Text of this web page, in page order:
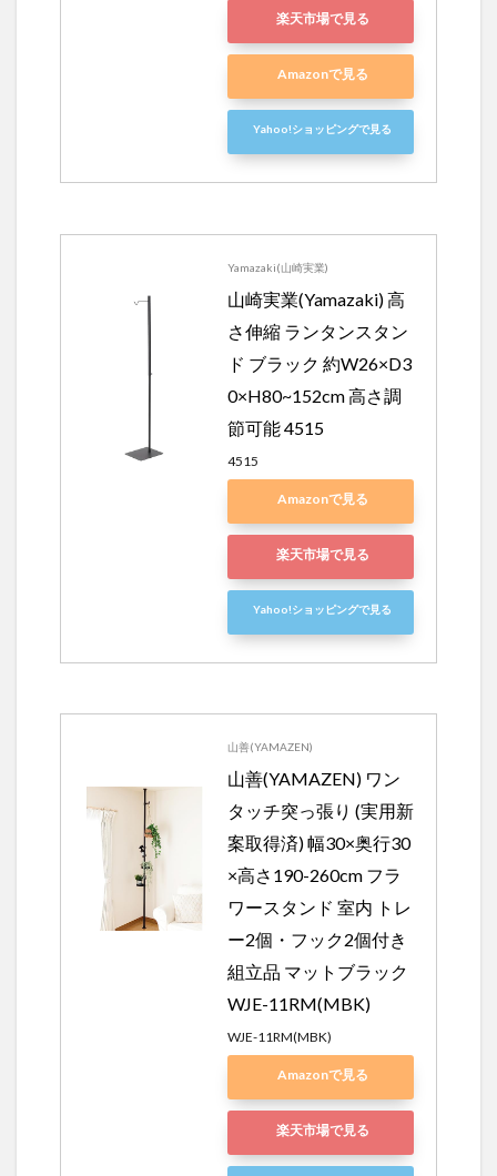
楽天市場で見る
Amazonで見る
Yahoo!ショッピングで見る
Yamazaki(山崎実業)
山崎実業(Yamazaki) 高
さ伸縮 ランタンスタン
ド ブラック 約W26×D3
0×H80~152cm 高さ調
節可能 4515
4515
Amazonで見る
楽天市場で見る
Yahoo!ショッピングで見る
山善(YAMAZEN)
山善(YAMAZEN) ワン
タッチ突っ張り (実用新
案取得済) 幅30×奥行30
×高さ190-260cm フラ
ワースタンド 室内 トレ
ー2個・フック2個付き
組立品 マットブラック
WJE-11RM(MBK)
WJE-11RM(MBK)
Amazonで見る
楽天市場で見る